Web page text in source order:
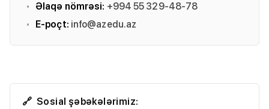
Əlaqə nömrəsi: +994 55 329-48-78
E-poçt: info@azedu.az
Sosial şəbəkələrimiz: